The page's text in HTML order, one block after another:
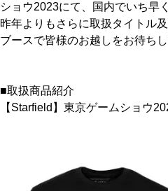
ショウ2023にて、国内でいち早
昨年よりもさらに取扱タイトル
ブースで皆様のお越しをお待ちし
■取扱商品紹介
【Starfield】東京ゲームショウ